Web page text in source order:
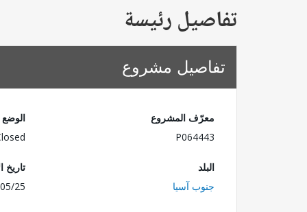
تفاصيل رئيسة
تفاصيل مشروع
معرّف المشروع
P064443
الوضع
البلد
جنوب آسيا
تاريخ
25